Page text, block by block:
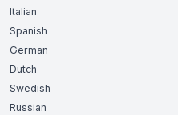
Italian
Spanish
German
Dutch
Swedish
Russian